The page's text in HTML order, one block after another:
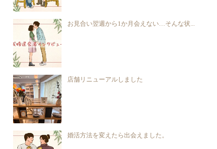
お見合い翌週から1か月会えない…そんな状...
店舗リニューアルしました
婚活方法を変えたら出会えました。